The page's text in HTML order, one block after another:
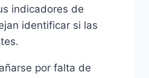
indicadores de
identificar si las
por falta de